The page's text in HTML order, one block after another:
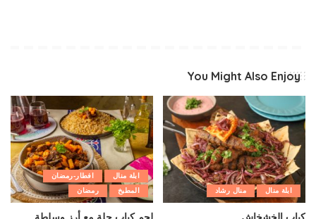
You Might Also Enjoy
ابلة منال منال رشاد
كباب الخشخاش
ابلة منال
افطار-رمضان
المطبخ
رمضان
لحم كباب حلة مع أرز وسلطة